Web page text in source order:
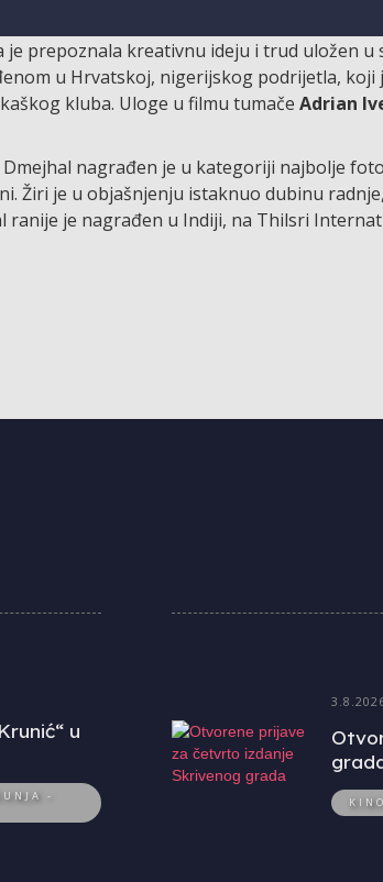
prepoznala kreativnu ideju i trud uložen u
u Hrvatskoj, nigerijskog podrijetla, koji
kluba. Uloge u filmu tumače Adrian
nagrađen je u kategoriji najbolje
Žiri je u objašnjenju istaknuo dubinu radnje,
je nagrađen u Indiji, na Thilsri
u
-